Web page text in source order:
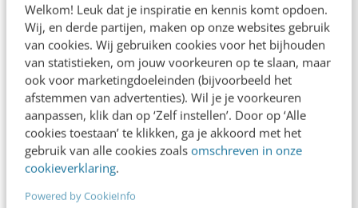
Welkom! Leuk dat je inspiratie en kennis komt opdoen.
Wij, en derde partijen, maken op onze websites gebruik
van cookies. Wij gebruiken cookies voor het bijhouden
van statistieken, om jouw voorkeuren op te slaan, maar
ook voor marketingdoeleinden (bijvoorbeeld het
afstemmen van advertenties). Wil je je voorkeuren
aanpassen, klik dan op ‘Zelf instellen’. Door op ‘Alle
cookies toestaan’ te klikken, ga je akkoord met het
gebruik van alle cookies zoals omschreven in onze
cookieverklaring.
Powered by CookieInfo
Scanbaarheid
Zoals NN Group al had geconcludeerd, de
neiging om te scannen bestaat vandaag de dag
nog steeds. Om je bezoekers te faciliteren in
hun scan-gedrag kun je deze 7 tips toepassen.
1. Maak gebruik van koppen en tussenkoppen